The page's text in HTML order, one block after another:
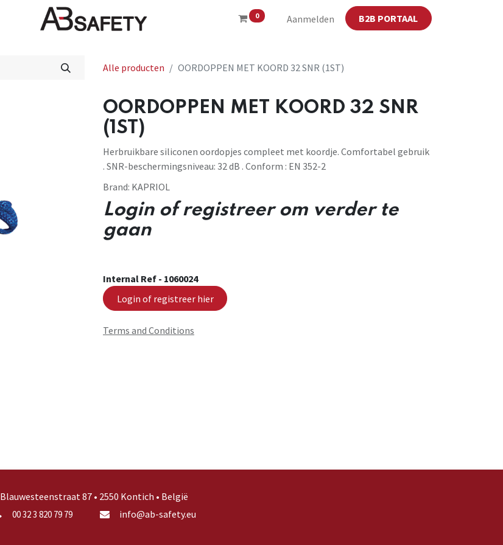
0 Aanmelden B2B PORTAAL
Winkel CE
Alle producten OORDOPPEN MET KOORD 32 SNR (1ST)
OORDOPPEN MET KOORD 32 SNR
(1ST)
Herbruikbare siliconen oordopjes compleet met koordje. Comfortabel gebruik
. SNR-beschermingsniveau: 32 dB . Conform : EN 352-2
Brand: KAPRIOL
Login of registreer om verder te
gaan
Internal Ref - 1060024
Login of registreer hier
Terms and Conditions
Blauwesteenstraat 87 • 2550 Kontich • België
00 32 3 820 79 79 info@ab-safety.eu